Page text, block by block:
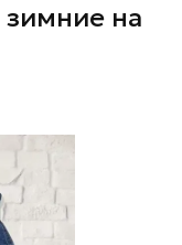
на